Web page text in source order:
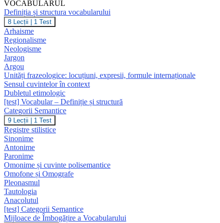
VOCABULARUL
Definiția și structura vocabularului
Definiția
și
structura
vocabularului
8 Lecții 1 Test
Arhaisme
Regionalisme
Neologisme
Jargon
Argou
Unități frazeologice: locuțiuni, expresii, formule internaționale
Sensul cuvintelor în context
Dubletul etimologic
[test] Vocabular – Definiție și structură
Categorii Semantice
Categorii
Semantice
9 Lecții 1 Test
Registre stilistice
Sinonime
Antonime
Paronime
Omonime și cuvinte polisemantice
Omofone și Omografe
Pleonasmul
Tautologia
Anacolutul
[test] Categorii Semantice
Mijloace de Îmbogățire a Vocabularului